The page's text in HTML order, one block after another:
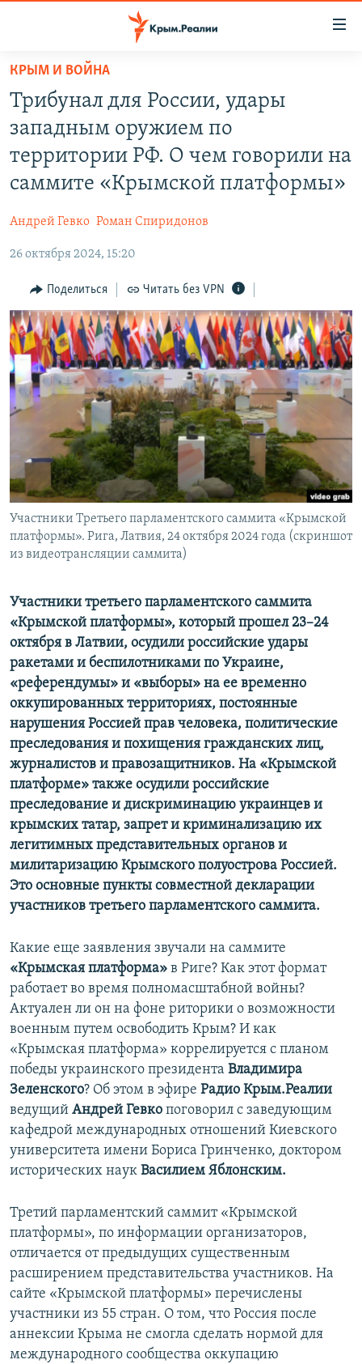
Вернуться
основному
содержанию
главной
Вернутся
НОВОСТИ
СПЕЦПРОЕКТЫ
КАРТА ВОЕННЫХ ОБЪЕКТОВ КРЫМА
ИНТЕРАКТИВ
ИНФОГРАФИКА
ТЕЛЕПРОЕКТ КРЫМ.РЕАЛИИ
СОВЕТЫ ПРАВОЗАЩИТНИКОВ
ПРОПАВШИЕ БЕЗ ВЕСТИ
ПОБЕДИТЕЛЕЙ НЕ СУДЯТ?
КРЫМ.НЕПОКОРЕННЫЙ
ELIFBE
УКРАИНСКАЯ ПРОБЛЕМА КРЫМА
РАДІО СВОБОДА
КАК ОБОЙТИ БЛОКИРОВКУ
Qırımtatar
ПРИСОЕДИНЯЙТЕСЬ!
Все сайты RFE/RL
КРЫМ И ВОЙНА
Трибунал для России, удары
западным оружием по
территории РФ. О чем говорили на
саммите «Крымской платформы»
Андрей Гевко Роман Спиридонов
26 октября 2024, 15:20
Поделиться Читать без VPN
Участники Третьего парламентского саммита «Крымской
платформы». Рига, Латвия, 24 октября 2024 года (скриншот
из видеотрансляции саммита)
Участники третьего парламентского саммита
«Крымской платформы», который прошел 23–24
октября в Латвии, осудили российские удары
ракетами и беспилотниками по Украине,
«референдумы» и «выборы» на ее временно
оккупированных территориях, постоянные
нарушения Россией прав человека, политические
преследования и похищения гражданских лиц,
журналистов и правозащитников. На «Крымской
платформе» также осудили российские
преследование и дискриминацию украинцев и
крымских татар, запрет и криминализацию их
легитимных представительных органов и
милитаризацию Крымского полуострова Россией.
Это основные пункты совместной декларации
участников третьего парламентского саммита.
Какие еще заявления звучали на саммите
«Крымская платформа» в Риге? Как этот формат
работает во время полномасштабной войны?
Актуален ли он на фоне риторики о возможности
военным путем освободить Крым? И как
«Крымская платформа» коррелируется с планом
победы украинского президента Владимира
Зеленского? Об этом в эфире Радио Крым.Реалии
ведущий Андрей Гевко поговорил с заведующим
кафедрой международных отношений Киевского
университета имени Бориса Гринченко, доктором
исторических наук Василием Яблонским.
Третий парламентский саммит «Крымской
платформы», по информации организаторов,
отличается от предыдущих существенным
расширением представительства участников. На
сайте «Крымской платформы» перечислены
участники из 55 стран. О том, что Россия после
аннексии Крыма не смогла сделать нормой для
международного сообщества оккупацию